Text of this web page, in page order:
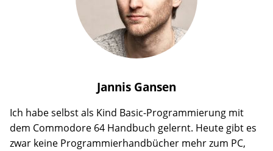
Jannis Gansen
Ich habe selbst als Kind Basic-Programmierung mit
dem Commodore 64 Handbuch gelernt. Heute gibt es
zwar keine Programmierhandbücher mehr zum PC,